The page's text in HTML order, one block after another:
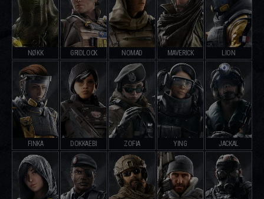
NØKK GRIDLOCK NOMAD MAVERICK LION
FINKA DOKKAEBI ZOFIA YING JACKAL